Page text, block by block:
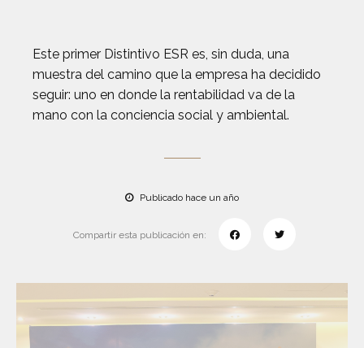
Este primer Distintivo ESR es, sin duda, una
muestra del camino que la empresa ha decidido
seguir: uno en donde la rentabilidad va de la
mano con la conciencia social y ambiental.
Publicado hace un año
Compartir esta publicación en: